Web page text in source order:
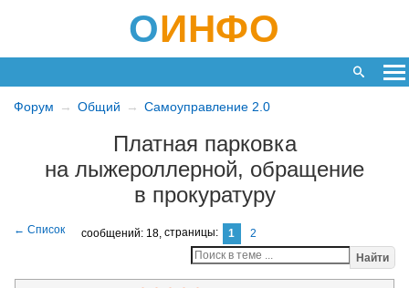
ОИНФО
Форум Общий Самоуправление 2.0
Платная парковка
на лыжероллерной, обращение
в прокуратуру
сообщений: 18, страницы: 1
2
Найти